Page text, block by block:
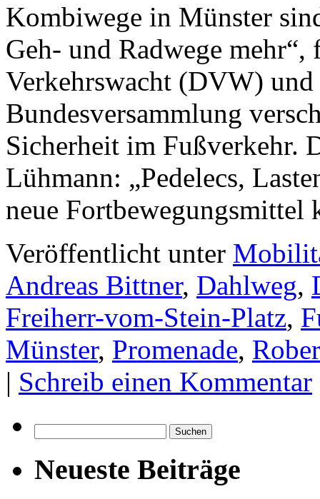
Kombiwege in Münster
Geh- und Radwege
Verkehrswacht (DVW)
Bundesversammlung
Sicherheit im Fußverkehr.
Lühmann: „Pedelecs,
neue
Veröffentlicht unter
Andreas Bittner, Dahlweg,
Freiherr-vom-Stein-Platz,
Münster, Promenade,
| Schreib einen Kommentar
nach:
Neueste Beiträge